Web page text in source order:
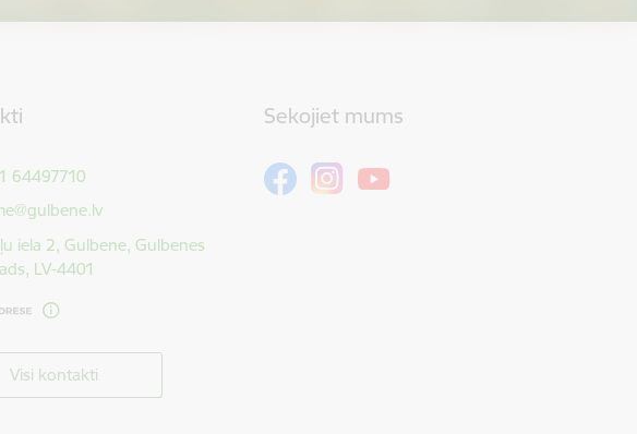
64497710
iela 2, Gulbene, Gulbenes
LV-4401
Visi kontakti
Sekojiet mums